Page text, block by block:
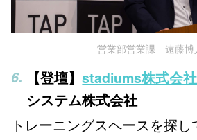
営業部営業課 遠藤博
【登壇】stadiums株式会社
システム株式会社
トレーニングスペースを探